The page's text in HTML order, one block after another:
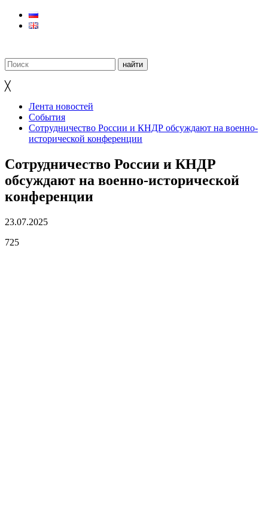
╳
Лента новостей
События
Сотрудничество России и КНДР обсуждают на военно-
исторической конференции
Сотрудничество России и КНДР
обсуждают на военно-исторической
конференции
23.07.2025
725